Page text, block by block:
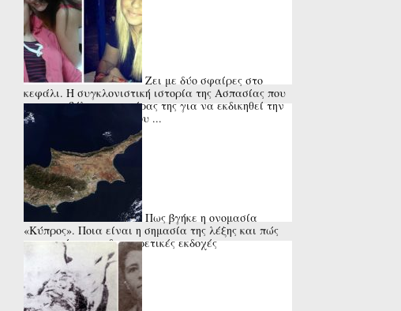
Ζει με δύο σφαίρες στο
κεφάλι. Η συγκλονιστική ιστορία της Ασπασίας που
την πυροβόλησε ο πατέρας της για να εκδικηθεί την
εν διαστάσει σύζυγό του ...
Πως βγήκε η ονομασία
«Κύπρος». Ποια είναι η σημασία της λέξης και πώς
συναντώνται οι διαφορετικές εκδοχές